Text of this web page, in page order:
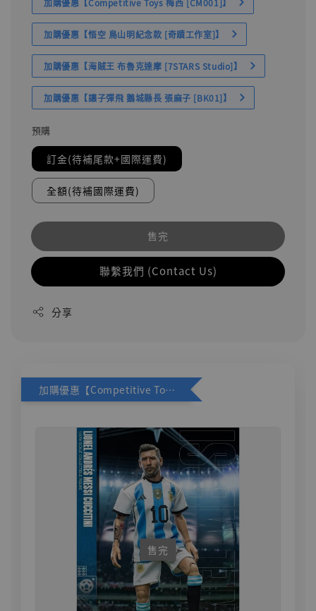
加購優惠【悟空 鳥山明紀念款 [奇蹟工作室]】
加購優惠【海賊王 布魯克達摩 [7STARS Studio]】
加購優惠【讓子彈飛 鵝城縣長 張麻子 [BK01]】
預購
訂金(待補尾款+國際運費)
全額(待補國際運費)
售完
聯繫我們 (Contact Us)
分享
加購優惠【Competitive Toys 梅西 [CM001]】
售完